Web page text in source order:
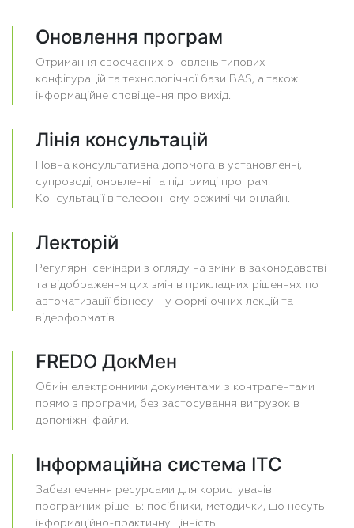
Оновлення програм
Отримання своєчасних оновлень типових
конфігурацій та технологічної бази BAS, а також
інформаційне сповіщення про вихід.
Лінія консультацій
Повна консультативна допомога в установленні,
супроводі, оновленні та підтримці програм.
Консультації в телефонному режимі чи онлайн.
Лекторій
Регулярні семінари з огляду на зміни в законодавстві
та відображення цих змін в прикладних рішеннях по
автоматизації бізнесу - у формі очних лекцій та
відеоформатів.
FREDO ДокМен
Обмін електронними документами з контрагентами
прямо з програми, без застосування вигрузок в
допоміжні файли.
Інформаційна система ІТС
Забезпечення ресурсами для користувачів
програмних рішень: посібники, методички, що несуть
інформаційно-практичну цінність.